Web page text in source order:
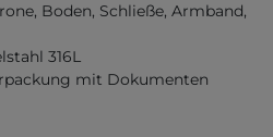
Boden, Schließe, Armband,
316L
mit Dokumenten